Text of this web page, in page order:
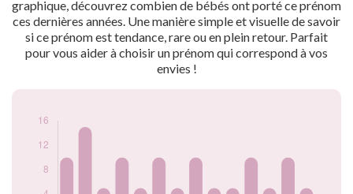
graphique, découvrez combien de bébés ont porté ce prénom
ces dernières années. Une manière simple et visuelle de savoir
si ce prénom est tendance, rare ou en plein retour. Parfait
pour vous aider à choisir un prénom qui correspond à vos
envies !
2012
10
2013
5
2014
10
2015
5
2019
2020
10